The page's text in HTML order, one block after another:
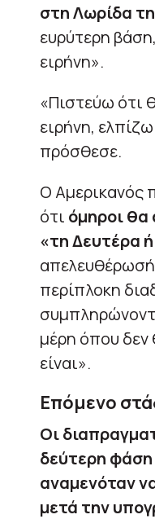
στη Λωρίδα
ευρύτερη
ειρήνη».
«Πιστεύω ότι
ειρήνη,
πρόσθεσε.
Ο Αμερικανός
ότι όμηροι
«τη Δευτέρα
απελευθέρωσή
περίπλοκη
μέρη όπου δεν
είναι».
Επόμενο
Οι
δεύτερη
αναμενόταν
μετά την